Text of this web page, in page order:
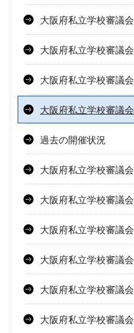
大阪府私立学校審議
大阪府私立学校審議
大阪府私立学校審議
大阪府私立学校審議
過去の開催状況
大阪府私立学校審議
大阪府私立学校審議
大阪府私立学校審議
大阪府私立学校審議
大阪府私立学校審議
大阪府私立学校審議